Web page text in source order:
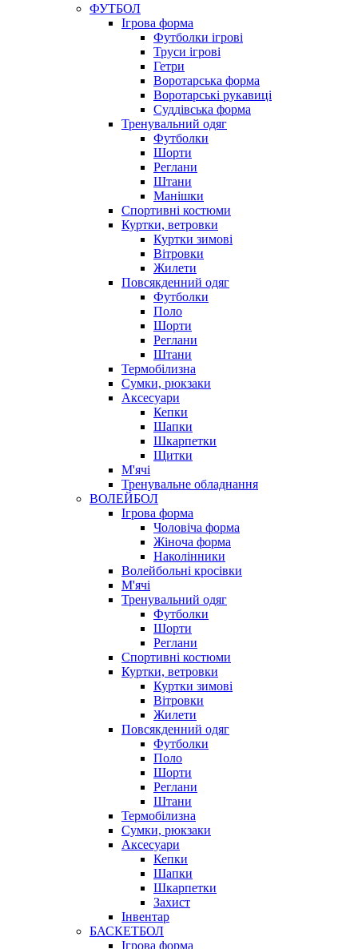
ФУТБОЛ
Ігрова форма
Футболки ігрові
Труси ігрові
Гетри
Воротарська форма
Воротарські рукавиці
Суддівська форма
Тренувальний одяг
Футболки
Шорти
Реглани
Штани
Манішки
Спортивні костюми
Куртки, ветровки
Куртки зимові
Вітровки
Жилети
Повсякденний одяг
Футболки
Поло
Шорти
Реглани
Штани
Термобілизна
Сумки, рюкзаки
Аксесуари
Кепки
Шапки
Шкарпетки
Щитки
М'ячі
Тренувальне обладнання
ВОЛЕЙБОЛ
Ігрова форма
Чоловіча форма
Жіноча форма
Наколінники
Волейбольні кросівки
М'ячі
Тренувальний одяг
Футболки
Шорти
Реглани
Спортивні костюми
Куртки, ветровки
Куртки зимові
Вітровки
Жилети
Повсякденний одяг
Футболки
Поло
Шорти
Реглани
Штани
Термобілизна
Сумки, рюкзаки
Аксесуари
Кепки
Шапки
Шкарпетки
Захист
Інвентар
БАСКЕТБОЛ
Ігрова форма